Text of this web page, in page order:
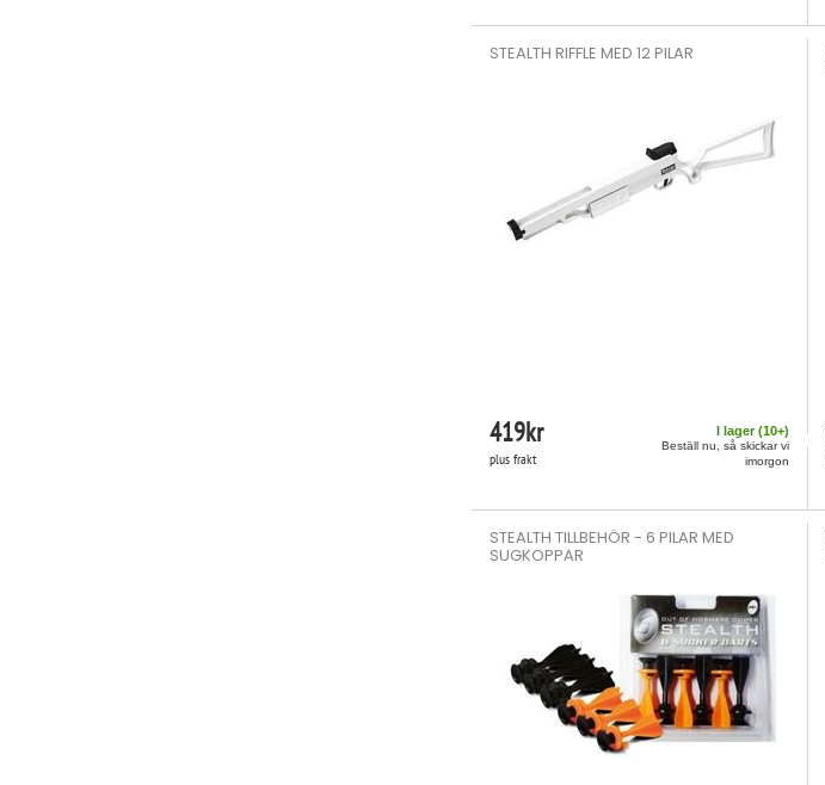
STEALTH RIFFLE MED 12 PILAR
419kr
plus frakt
I lager (10+)
Beställ nu, så skickar vi
imorgon
STEALTH TILLBEHÖR - 6 PILAR MED
SUGKOPPAR